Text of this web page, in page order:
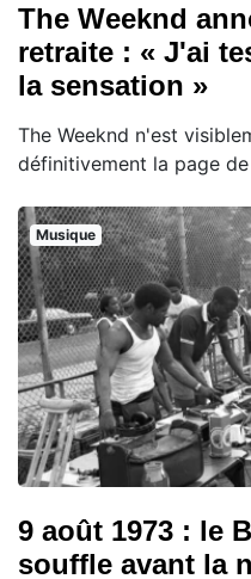
The Weeknd
retraite : « J'ai
la sensation »
The Weeknd n'est
définitivement la page
Musique
9 août 1973 : le
souffle avant la